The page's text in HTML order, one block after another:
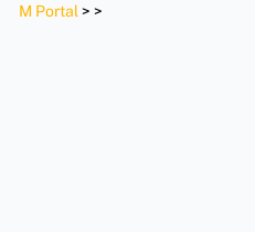
M Portal > >